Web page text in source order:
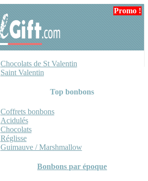
Chocolats de St Valentin
Saint Valentin
Top bonbons
Coffrets bonbons
Acidulés
Chocolats
Réglisse
Guimauve / Marshmallow
Bonbons par époque
Promo !
Promo !
Promo !